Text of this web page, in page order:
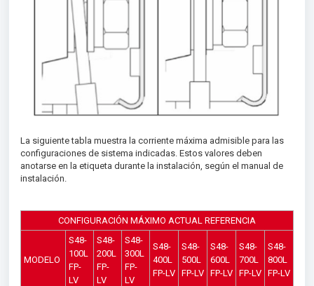
La siguiente tabla muestra la corriente máxima admisible para las
configuraciones de sistema indicadas. Estos valores deben
anotarse en la etiqueta durante la instalación, según el manual de
instalación.
CONFIGURACIÓN MÁXIMO ACTUAL REFERENCIA
MODELO
S48-
100L
FP-
LV
S48-
200L
FP-
LV
S48-
300L
FP-
LV
S48-
400L
FP-LV
S48-
500L
FP-LV
S48-
600L
FP-LV
S48-
700L
FP-LV
S48-
800L
FP-LV